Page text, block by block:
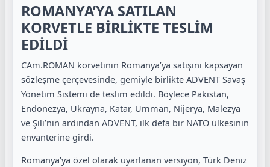
ROMANYA’YA SATILAN
KORVETLE BİRLİKTE TESLİM
EDİLDİ
CAm.ROMAN korvetinin Romanya’ya satışını kapsayan
sözleşme çerçevesinde, gemiyle birlikte ADVENT Savaş
Yönetim Sistemi de teslim edildi. Böylece Pakistan,
Endonezya, Ukrayna, Katar, Umman, Nijerya, Malezya
ve Şili’nin ardından ADVENT, ilk defa bir NATO ülkesinin
envanterine girdi.
Romanya’ya özel olarak uyarlanan versiyon, Türk Deniz